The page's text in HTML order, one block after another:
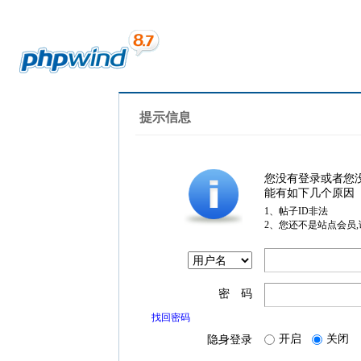
提示信息
您没有登录或者您
能有如下几个原因
1、帖子ID非法
2、您还不是站点会员
密 码
找回密码
隐身登录 开启 关闭